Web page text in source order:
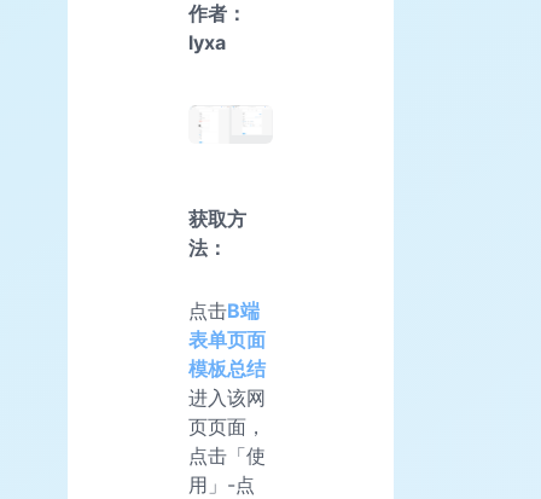
作者：
lyxa
获取方
法：
点击B端
表单页面
模板总结
进入该网
页页面，
点击「使
用」-点